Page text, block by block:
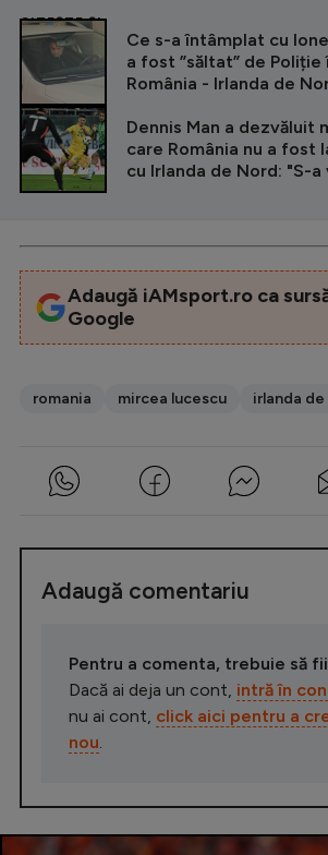
CITEȘTE ȘI
Ce s-a întâmplat cu
a fost ”săltat” de Poliție
România - Irlanda de
Dennis Man a dezvăluit
care România nu a fost
cu Irlanda de Nord: "S-a
Adaugă iAMsport.ro ca
Google
romania mircea lucescu irlanda de
Adaugă comentariu
Pentru a comenta, trebuie să
Dacă ai deja un cont, intră în
nu ai cont, click aici pentru a
nou.